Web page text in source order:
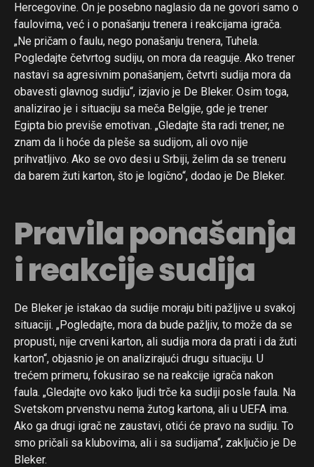
Hercegovine. On je posebno naglasio da ne govori samo o
faulovima, već i o ponašanju trenera i reakcijama igrača.
„Ne pričam o faulu, nego ponašanju trenera, Tuhela.
Pogledajte četvrtog sudiju, on mora da reaguje. Ako trener
nastavi sa agresivnim ponašanjem, četvrti sudija mora da
obavesti glavnog sudiju“, izjavio je De Bleker. Osim toga,
analizirao je i situaciju sa meča Belgije, gde je trener
Egipta bio previše emotivan. „Gledajte šta radi trener, ne
znam da li hoće da pleše sa sudijom, ali ovo nije
prihvatljivo. Ako se ovo desi u Srbiji, želim da se treneru
da barem žuti karton, što je logično“, dodao je De Bleker.
Pravila ponašanja
i reakcije sudija
De Bleker je istakao da sudije moraju biti pažljive u svakoj
situaciji. „Pogledajte, mora da bude pažljiv, to može da se
propusti, nije crveni karton, ali sudija mora da prati i da žuti
karton“, objasnio je on analizirajući drugu situaciju. U
trećem primeru, fokusirao se na reakcije igrača nakon
faula. „Gledajte ovo kako ljudi trče ka sudiji posle faula. Na
Svetskom prvenstvu nema žutog kartona, ali u UEFA ima.
Ako ga drugi igrač ne zaustavi, otići će pravo na sudiju. To
smo pričali sa klubovima, ali i sa sudijama“, zaključio je De
Bleker.